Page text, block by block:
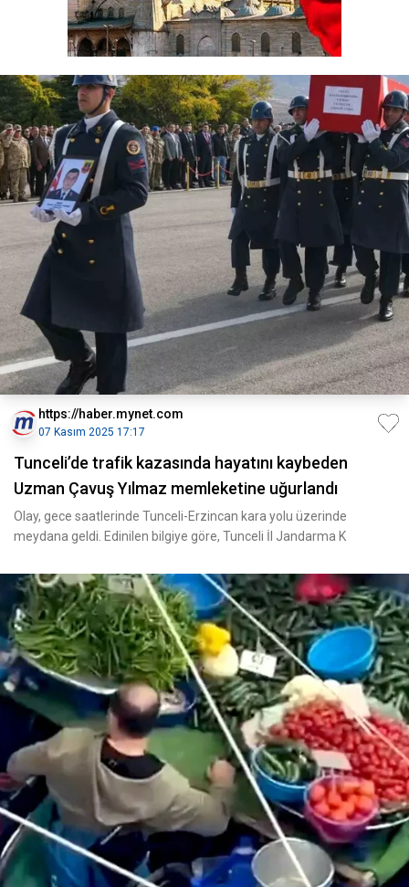
https://haber.mynet.com
07 Kasım 2025 17:17
Tunceli’de trafik kazasında hayatını kaybeden
Uzman Çavuş Yılmaz memleketine uğurlandı
Olay, gece saatlerinde Tunceli-Erzincan kara yolu üzerinde
meydana geldi. Edinilen bilgiye göre, Tunceli İl Jandarma K